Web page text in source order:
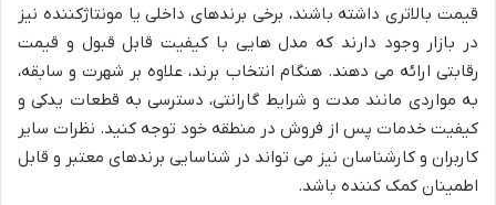
قیمت بالاتری داشته باشند، برخی برندهای داخلی یا مونتاژکننده نیز
در بازار وجود دارند که مدل هایی با کیفیت قابل قبول و قیمت
رقابتی ارائه می دهند. هنگام انتخاب برند، علاوه بر شهرت و سابقه،
به مواردی مانند مدت و شرایط گارانتی، دسترسی به قطعات یدکی و
کیفیت خدمات پس از فروش در منطقه خود توجه کنید. نظرات سایر
کاربران و کارشناسان نیز می تواند در شناسایی برندهای معتبر و قابل
اطمینان کمک کننده باشد.